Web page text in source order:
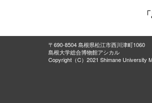
〒690-8504 島根県松江市西川津町1060
島根大学総合博物館アシカル
Copyright（C）2021 Shimane University